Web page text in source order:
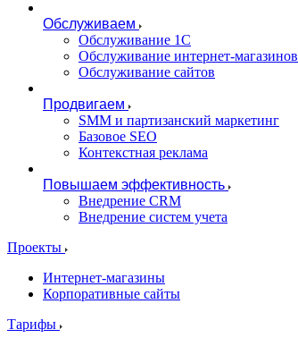
Обслуживаем
Обслуживание 1С
Обслуживание интернет-магазинов
Обслуживание сайтов
Продвигаем
SMM и партизанский маркетинг
Базовое SEO
Контекстная реклама
Повышаем эффективность
Внедрение CRM
Внедрение систем учета
Проекты
Интернет-магазины
Корпоративные сайты
Тарифы